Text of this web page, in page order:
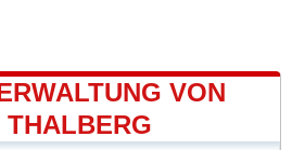
VON